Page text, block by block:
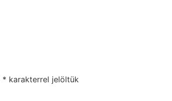
* karakterrel jelöltük